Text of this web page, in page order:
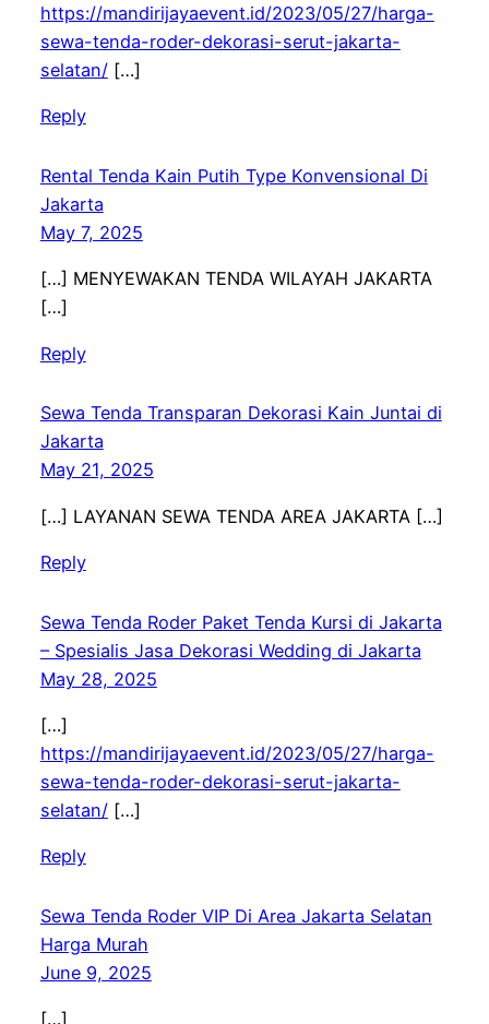
https://mandirijayaevent.id/2023/05/27/harga-
sewa-tenda-roder-dekorasi-serut-jakarta-
selatan/[…]
Reply
Rental Tenda Kain Putih Type Konvensional Di
Jakarta
May 7, 2025
[…] MENYEWAKAN TENDA WILAYAH JAKARTA
[…]
Reply
Sewa Tenda Transparan Dekorasi Kain Juntai di
Jakarta
May 21, 2025
[…] LAYANAN SEWA TENDA AREA JAKARTA […]
Reply
Sewa Tenda Roder Paket Tenda Kursi di Jakarta
– Spesialis Jasa Dekorasi Wedding di Jakarta
May 28, 2025
[…]
https://mandirijayaevent.id/2023/05/27/harga-
sewa-tenda-roder-dekorasi-serut-jakarta-
selatan/[…]
Reply
Sewa Tenda Roder VIP Di Area Jakarta Selatan
Harga Murah
June 9, 2025
[…]